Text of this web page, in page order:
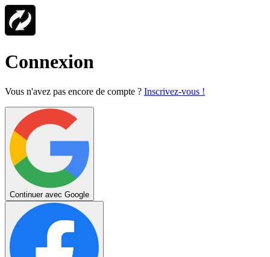
Connexion
Vous n'avez pas encore de compte ? Inscrivez-vous !
Continuer avec Google